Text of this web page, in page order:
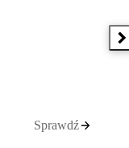
Sprawdź